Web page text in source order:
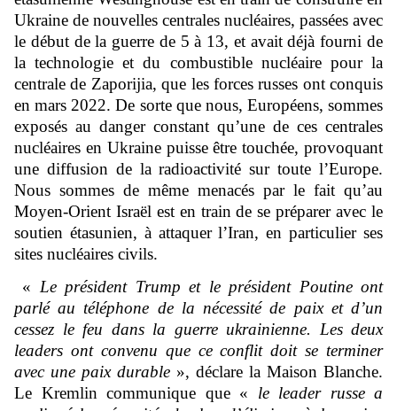
Ukraine de nouvelles centrales nucléaires, passées avec
le début de la guerre de 5 à 13, et avait déjà fourni de
la technologie et du combustible nucléaire pour la
centrale de Zaporijia, que les forces russes ont conquis
en mars 2022. De sorte que nous, Européens, sommes
exposés au danger constant qu’une de ces centrales
nucléaires en Ukraine puisse être touchée, provoquant
une diffusion de la radioactivité sur toute l’Europe.
Nous sommes de même menacés par le fait qu’au
Moyen-Orient Israël est en train de se préparer avec le
soutien étasunien, à attaquer l’Iran, en particulier ses
sites nucléaires civils.
« Le président Trump et le président Poutine ont
parlé au téléphone de la nécessité de paix et d’un
cessez le feu dans la guerre ukrainienne. Les deux
leaders ont convenu que ce conflit doit se terminer
avec une paix durable », déclare la Maison Blanche.
Le Kremlin communique que « le leader russe a